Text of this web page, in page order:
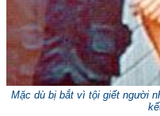
Mặc dù bị bắt vì tội giết người